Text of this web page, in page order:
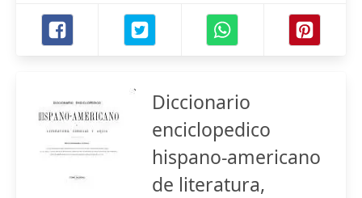
Diccionario
enciclopedico
hispano-americano
de literatura,